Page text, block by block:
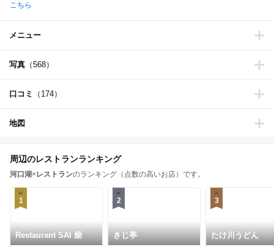
こちら
メニュー
写真 （568）
口コミ （174）
地図
周辺のレストランランキング
河口湖× レストランのランキング（点数の高いお店）です。
1
Restaurant SAI 燊
2
きじ亭
3
たけ川うどん